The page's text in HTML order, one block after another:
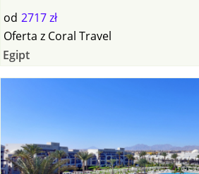
od 2717 zł
Oferta z Coral Travel
Egipt